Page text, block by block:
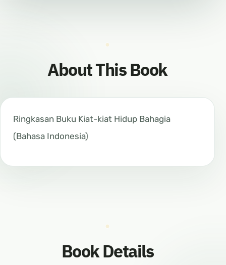
About This Book
Ringkasan Buku Kiat-kiat Hidup Bahagia
(Bahasa Indonesia)
Book Details